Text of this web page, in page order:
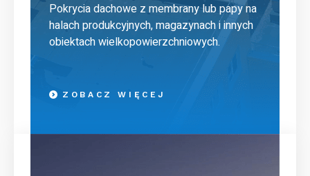
Pokrycia dachowe z membrany lub papy na
halach produkcyjnych, magazynach i innych
obiektach wielkopowierzchniowych.
ZOBACZ WIĘCEJ